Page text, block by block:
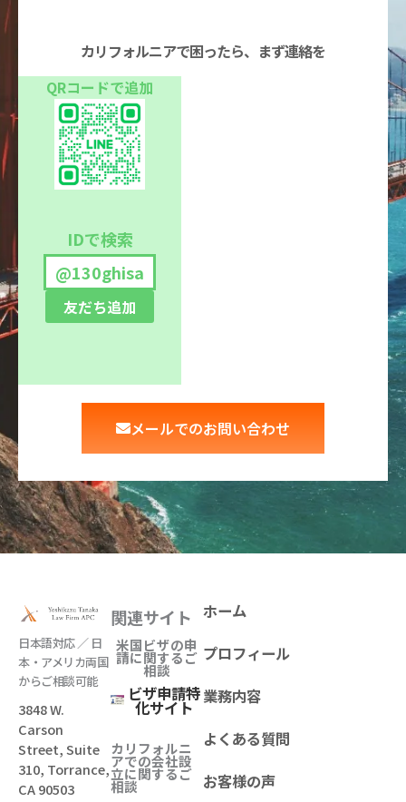
カリフォルニアで困ったら、まず連絡を
QRコードで追加
IDで検索
@130ghisa
友だち追加
メールでのお問い合わせ
日本語対応 ／ 日
本・アメリカ両国
からご相談可能
3848 W.
Carson
Street, Suite
310, Torrance,
CA 90503
関連サイト
米国ビザの申
請に関するご
相談
ビザ申請特
化サイト
カリフォルニ
アでの会社設
立に関するご
相談
ホーム
プロフィール
業務内容
よくある質問
お客様の声